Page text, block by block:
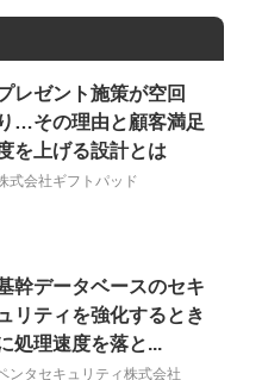
サービスについて
問いただけます！
込み可能
レゼント施策が空回
り…その理由と顧客満足
を上げる設計とは
式会社ギフトパッド
幹データベースのセキ
リティを強化するとき
処理速度を落と...
ンタセキュリティ株式会社